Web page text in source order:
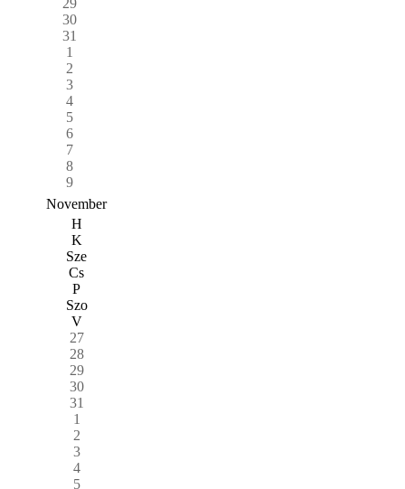
30
31
1
2
3
4
5
6
7
8
9
November
H
K
Sze
Cs
P
Szo
V
27
28
29
30
31
1
2
3
4
5